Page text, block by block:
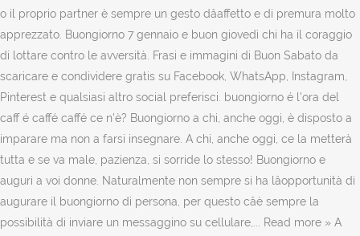
o il proprio partner è sempre un gesto dâaffetto e di premura molto
apprezzato. Buongiorno 7 gennaio e buon giovedì chi ha il coraggio
di lottare contro le avversità. Frasi e immagini di Buon Sabato da
scaricare e condividere gratis su Facebook, WhatsApp, Instagram,
Pinterest e qualsiasi altro social preferisci. buongiorno é l'ora del
caff é caffé caffé ce n'è? Buongiorno a chi, anche oggi, è disposto a
imparare ma non a farsi insegnare. A chi, anche oggi, ce la metterà
tutta e se va male, pazienza, si sorride lo stesso! Buongiorno e
auguri a voi donne. Naturalmente non sempre si ha lâopportunità di
augurare il buongiorno di persona, per questo câè sempre la
possibilità di inviare un messaggino su cellulare,... Read more » A